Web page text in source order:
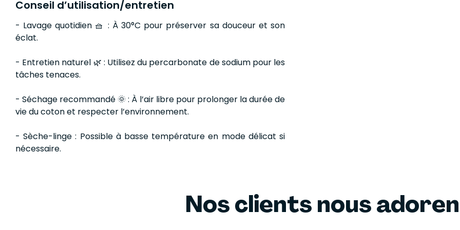
Conseil d’utilisation/entretien
- Lavage quotidien 🧺 : À 30°C pour préserver sa douceur et son
éclat.
- Entretien naturel 🌿 : Utilisez du percarbonate de sodium pour les
tâches tenaces.
- Séchage recommandé 🌞 : À l’air libre pour prolonger la durée de
vie du coton et respecter l’environnement.
- Sèche-linge : Possible à basse température en mode délicat si
nécessaire.
Nos clients nous